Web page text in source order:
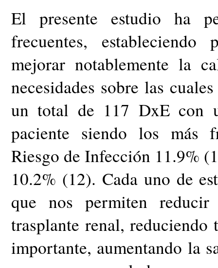
El presente estudio ha
frecuentes,
mejorar notablemente la
necesidades sobre las
un total de 117 DxE con
paciente siendo los más
Riesgo de Infección 11.9%
10.2% (12). Cada uno de
que nos permiten reducir
trasplante renal, reduciendo
importante, aumentando la